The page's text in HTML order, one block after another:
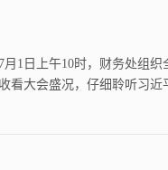
1日上午10时，财务处组
看大会盛况，仔细聆听习